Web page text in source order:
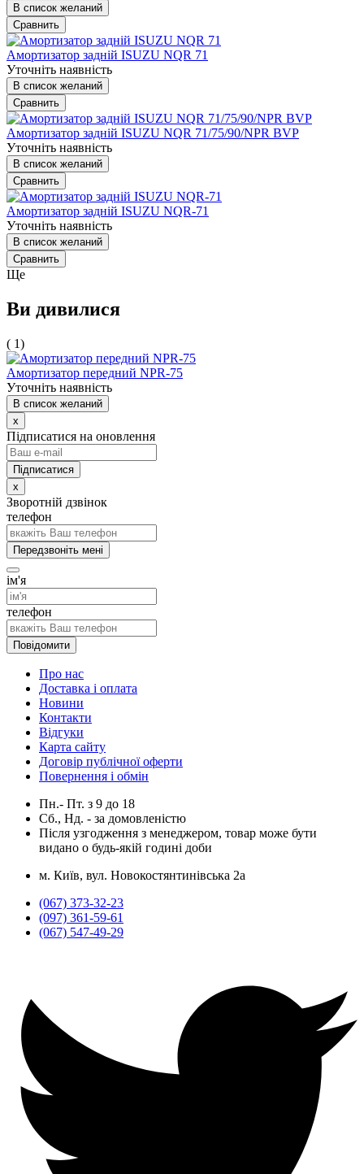
В список желаний
Сравнить
Амортизатор задній ISUZU NQR 71
Уточніть наявність
В список желаний
Сравнить
Амортизатор задній ISUZU NQR 71/75/90/NPR BVP
Уточніть наявність
В список желаний
Сравнить
Амортизатор задній ISUZU NQR-71
Уточніть наявність
В список желаний
Сравнить
Ще
Ви дивилися
( 1)
Амортизатор передний NPR-75
Уточніть наявність
В список желаний
x
Підписатися на оновлення
x
Зворотній дзвінок
телефон
Передзвоніть мені
ім'я
телефон
Повідомити
Про нас
Доставка і оплата
Новини
Контакти
Відгуки
Карта сайту
Договір публічної оферти
Повернення і обмін
Пн.- Пт. з 9 до 18
Сб., Нд. - за домовленістю
Після узгодження з менеджером, товар може бути
видано о будь-якій годині доби
м. Київ, вул. Новокостянтинівська 2а
(067) 373-32-23
(097) 361-59-61
(067) 547-49-29